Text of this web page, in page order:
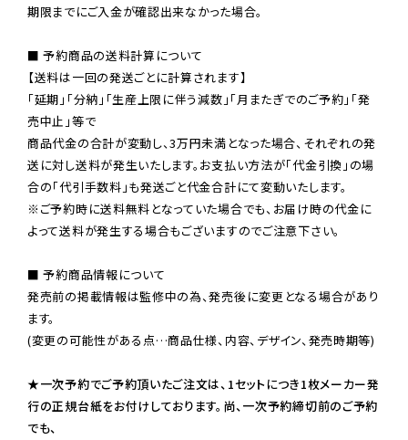
期限までにご入金が確認出来なかった場合。
■ 予約商品の送料計算について
【送料は一回の発送ごとに計算されます】
「延期」「分納」「生産上限に伴う減数」「月またぎでのご予約」「発
売中止」等で
商品代金の合計が変動し、3万円未満となった場合、それぞれの発
送に対し送料が発生いたします。お支払い方法が「代金引換」の場
※ご予約時に送料無料となっていた場合でも、お届け時の代金に
よって送料が発生する場合もございますのでご注意下さい。
■ 予約商品情報について
発売前の掲載情報は監修中の為、発売後に変更となる場合があり
ます。
(変更の可能性がある点…商品仕様、内容、デザイン、発売時期等)
★一次予約でご予約頂いたご注文は、1セットにつき1枚メーカー発
行の正規台紙をお付けしております。尚、一次予約締切前のご予約
でも、